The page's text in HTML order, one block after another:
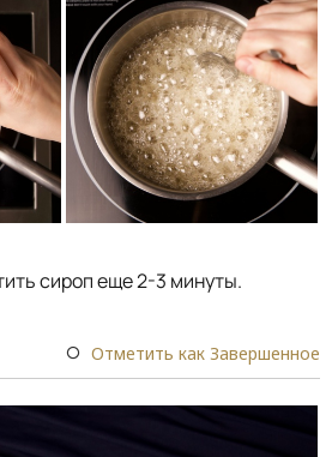
сироп еще 2-3 минуты.
Отметить как Завершенное